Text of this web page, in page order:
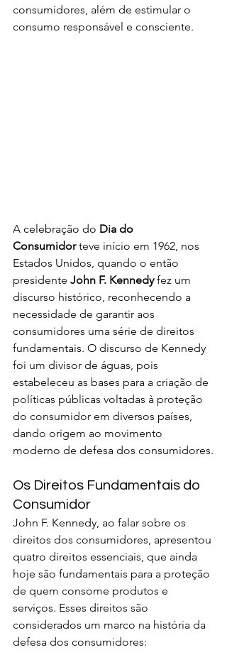
consumidores, além de estimular o
consumo responsável e consciente.
A celebração do Dia do
Consumidor teve início em 1962, nos
Estados Unidos, quando o então
presidente John F. Kennedy fez um
discurso histórico, reconhecendo a
necessidade de garantir aos
consumidores uma série de direitos
fundamentais. O discurso de Kennedy
foi um divisor de águas, pois
estabeleceu as bases para a criação de
políticas públicas voltadas à proteção
do consumidor em diversos países,
dando origem ao movimento
moderno de defesa dos consumidores.
Os Direitos Fundamentais do
Consumidor
John F. Kennedy, ao falar sobre os
direitos dos consumidores, apresentou
quatro direitos essenciais, que ainda
hoje são fundamentais para a proteção
de quem consome produtos e
serviços. Esses direitos são
considerados um marco na história da
defesa dos consumidores: